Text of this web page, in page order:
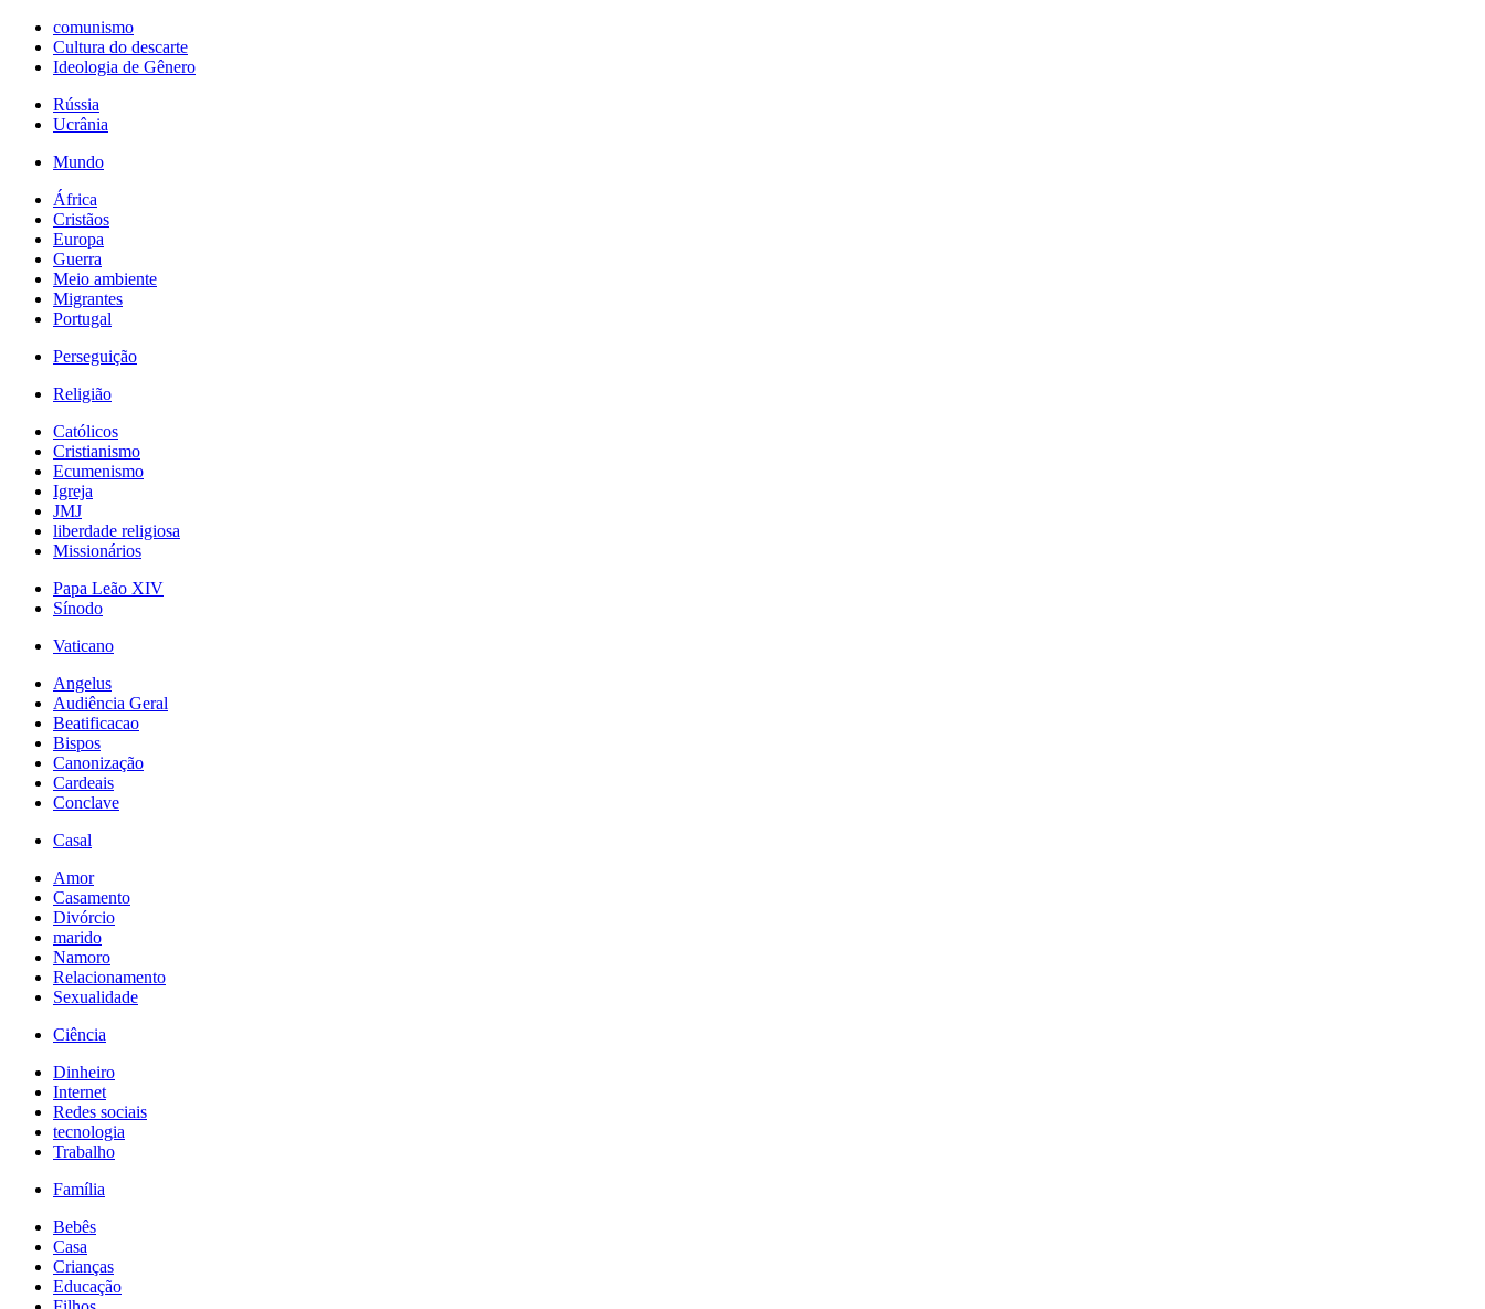
comunismo
Cultura do descarte
Ideologia de Gênero
Rússia
Ucrânia
Mundo
África
Cristãos
Europa
Guerra
Meio ambiente
Migrantes
Portugal
Perseguição
Religião
Católicos
Cristianismo
Ecumenismo
Igreja
JMJ
liberdade religiosa
Missionários
Papa Leão XIV
Sínodo
Vaticano
Angelus
Audiência Geral
Beatificacao
Bispos
Canonização
Cardeais
Conclave
Casal
Amor
Casamento
Divórcio
marido
Namoro
Relacionamento
Sexualidade
Ciência
Dinheiro
Internet
Redes sociais
tecnologia
Trabalho
Família
Bebês
Casa
Crianças
Educação